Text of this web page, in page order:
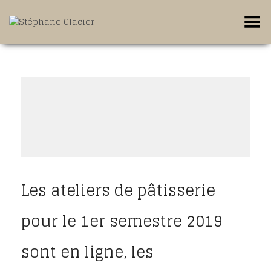
Toggle Menu
Les ateliers de pâtisserie
pour le 1er semestre 2019
sont en ligne, les